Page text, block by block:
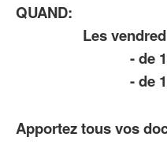
QUAND:
Les vendredis
- de 10h00
- de 13h00
Apportez tous vos